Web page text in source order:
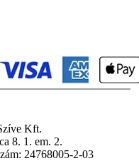
Kft.
8. 1. em. 2.
24768005-2-03